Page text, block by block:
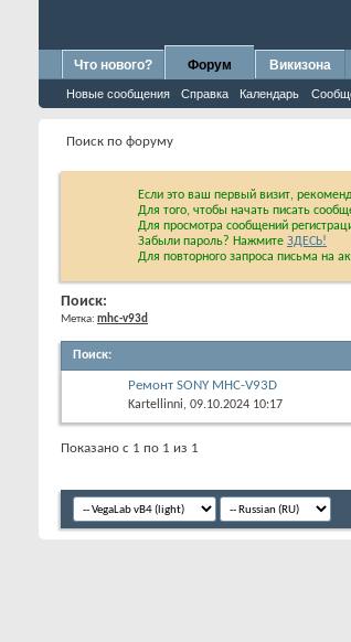
Что нового? Форум
Новые сообщения Справка Календарь
Викизона
Если это ваш первый визит,
Для того, чтобы начать писать
Для просмотра сообщений
Забыли пароль? НажмитеЗДЕСЬ!
Поиск:
Поиск:
Ремонт SONY MHC-V93D
Kartellinni, 09.10.2024 10:17